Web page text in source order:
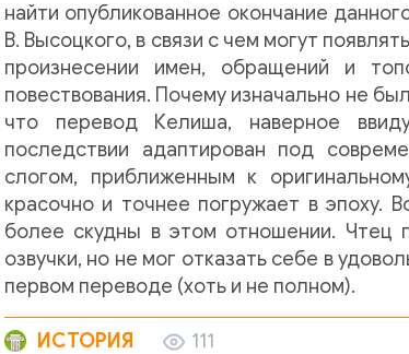
найти опубликованное окончание
В. Высоцкого, в связи с чем могут
произнесении имен, обращений и
повествования. Почему изначально не
что перевод Келиша, наверное
последствии адаптирован под
слогом, приближенным к
красочно и точнее погружает в эпоху.
более скудны в этом отношении. Чтец
озвучки, но не мог отказать себе в
первом переводе (хоть и не полном).
ИСТОРИЯ
111